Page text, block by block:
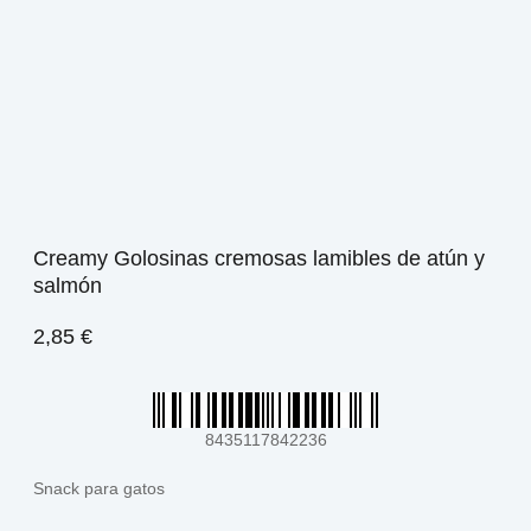
Creamy Golosinas cremosas lamibles de atún y
salmón
2,85 €
8435117842236
Snack para gatos